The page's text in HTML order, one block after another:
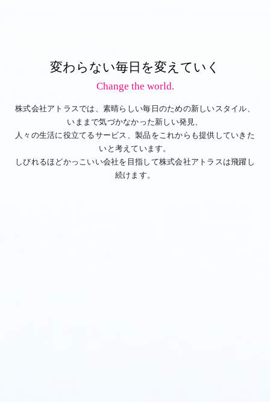
変わらない毎日を変えていく
Change the world.
株式会社アトラスでは、素晴らしい毎日のための新しいスタイル、
いままで気づかなかった新しい発見、
人々の生活に役立てるサービス、製品をこれからも提供していきた
いと考えています。
しびれるほどかっこいい会社を目指して株式会社アトラスは飛躍し
続けます。